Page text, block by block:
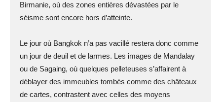
Birmanie, où des zones entières dévastées par le
séisme sont encore hors d’atteinte.
Le jour où Bangkok n’a pas vacillé restera donc comme
un jour de deuil et de larmes. Les images de Mandalay
ou de Sagaing, où quelques pelleteuses s’affairent à
déblayer des immeubles tombés comme des châteaux
de cartes, contrastent avec celles des moyens